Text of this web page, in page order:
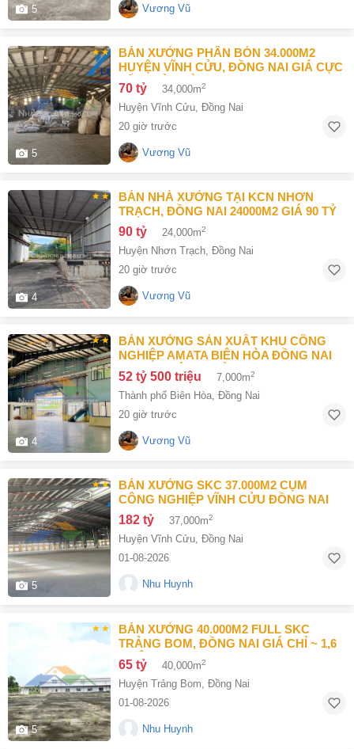
5 Vương Vũ
5
BÁN XƯỞNG PHÂN BÓN 34.000M2
HUYỆN VĨNH CỬU, ĐỒNG NAI GIÁ CỰC
TỐT CHỈ 70TỶ
70 tỷ 34,000m2
Huyện Vĩnh Cửu, Đồng Nai
20 giờ trước
Vương Vũ
4
BÁN NHÀ XƯỞNG TẠI KCN NHƠN
TRẠCH, ĐỒNG NAI 24000M2 GIÁ 90 TỶ
90 tỷ 24,000m2
Huyện Nhơn Trạch Đồng Nai
20 giờ trước
Vương Vũ
4
BÁN XƯỞNG SẢN XUẤT KHU CÔNG
NGHIỆP AMATA BIÊN HÒA ĐỒNG NAI
7000M2 GIÁ 52,5 TỶ
52 tỷ 500 triệu 7,000m2
Thành phố Biên Hòa, Đồng Nai
20 giờ trước
Vương Vũ
5
BÁN XƯỞNG SKC 37.000M2 CỤM
CÔNG NGHIỆP VĨNH CỬU ĐỒNG NAI
182 tỷ 37,000m2
Huyện Vĩnh Cửu Đồng Nai
01-08-2026
Nhu Huynh
5
BÁN XƯỞNG 40.000M2 FULL SKC
TRẢNG BOM, ĐỒNG NAI GIÁ CHỈ ~ 1,6
TRIỆU/M2
65 tỷ 40,000m2
Huyện Trảng Bom, Đồng Nai
01-08-2026
Nhu Huynh